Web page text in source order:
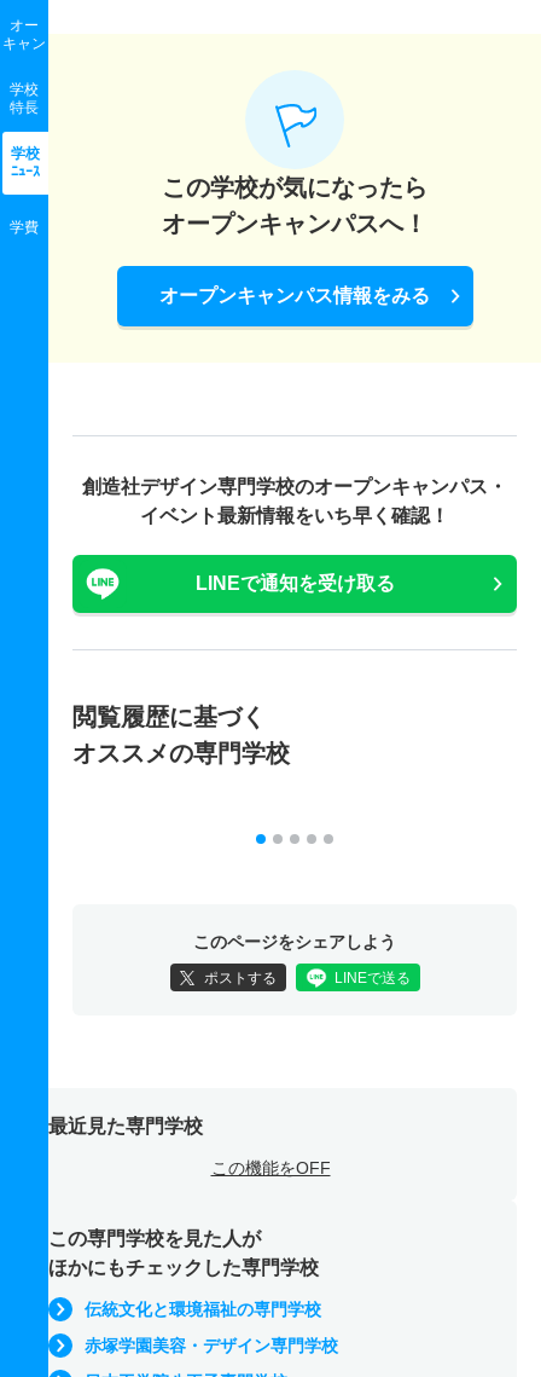
オー
キャン
学校
特長
学校
ﾆｭｰｽ
学費
この学校が気になったら
オープンキャンパスへ！
オープンキャンパス情報をみる
創造社デザイン専門学校のオープンキャンパス・
イベント最新情報をいち早く確認！
LINEで通知を受け取る
閲覧履歴に基づく
オススメの専門学校
このページをシェアしよう
ポストする LINEで送る
最近見た専門学校
この機能をOFF
この専門学校を見た人が
ほかにもチェックした専門学校
伝統文化と環境福祉の専門学校
赤塚学園美容・デザイン専門学校